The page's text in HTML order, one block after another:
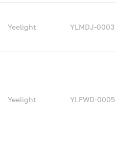
Yeelight YLMDJ-0003
Yeelight YLFWD-0005